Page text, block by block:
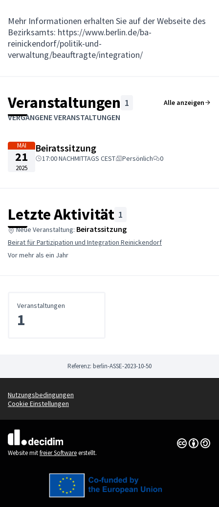
Mehr Informationen erhalten Sie auf der Webseite des
Bezirksamts: https://www.berlin.de/ba-
reinickendorf/politik-und-
verwaltung/beauftragte/integration/
Veranstaltungen 1 Alle anzeigen
Das folgende Element ist eine Karte, die die Elemente auf
Karte überspringen
−
HERE maps
VERGANGENE VERANSTALTUNGEN
MAI
21
2025
Beiratssitzung
17:00 NACHMITTAGS CEST Persönlich 0
Letzte Aktivität 1
Vor mehr als ein Jahr
Neue Veranstaltung: Beiratssitzung
Beirat für Partizipation und Integration Reinickendorf
Veranstaltungen
1
Referenz: berlin-ASSE-2023-10-50
Nutzungsbedingungen
Cookie Einstellungen
(Externer Link)
Website mitfreier Softwareerstellt.
Creative
(Externer